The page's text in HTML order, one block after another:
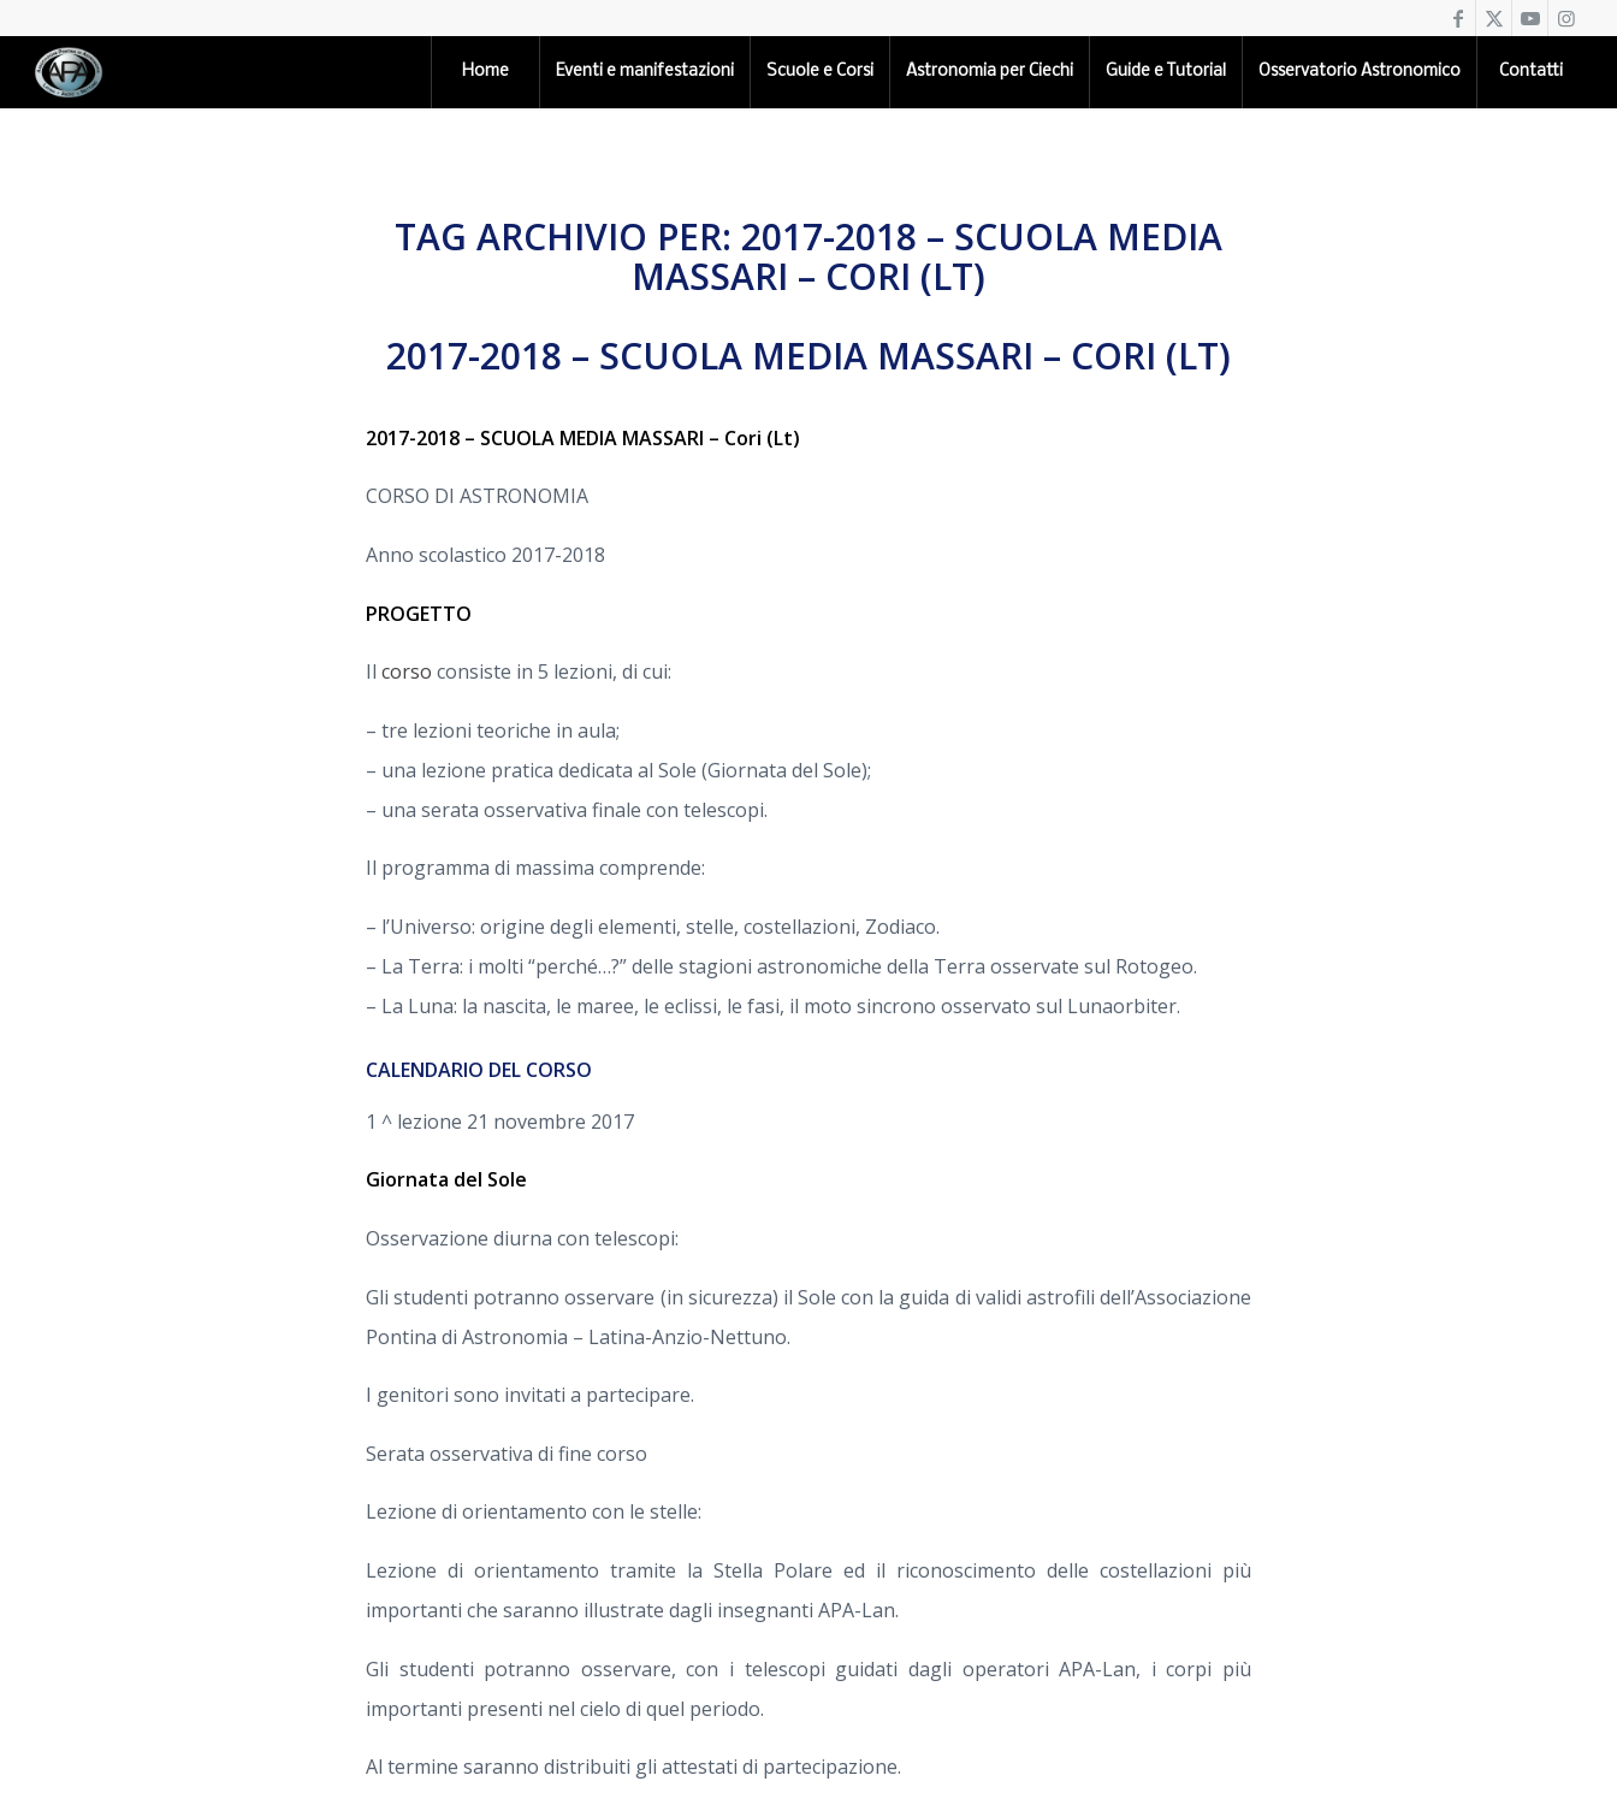
Home Eventi e manifestazioni Scuole e Corsi Astronomia per Ciechi Guide e Tutorial Osservatorio Astronomico Contatti
TAG ARCHIVIO PER: 2017-2018 – SCUOLA MEDIA
MASSARI – CORI (LT)
2017-2018 – SCUOLA MEDIA MASSARI – CORI (LT)
2017-2018 – SCUOLA MEDIA MASSARI – Cori (Lt)
CORSO DI ASTRONOMIA
Anno scolastico 2017-2018
PROGETTO
Il corso consiste in 5 lezioni, di cui:
– tre lezioni teoriche in aula;
– una lezione pratica dedicata al Sole (Giornata del Sole);
– una serata osservativa finale con telescopi.
Il programma di massima comprende:
– l’Universo: origine degli elementi, stelle, costellazioni, Zodiaco.
– La Terra: i molti “perché…?” delle stagioni astronomiche della Terra osservate sul Rotogeo.
– La Luna: la nascita, le maree, le eclissi, le fasi, il moto sincrono osservato sul Lunaorbiter.
CALENDARIO DEL CORSO
1 ^ lezione 21 novembre 2017
Giornata del Sole
Osservazione diurna con telescopi:
Gli studenti potranno osservare (in sicurezza) il Sole con la guida di validi astrofili dell’Associazione
Pontina di Astronomia – Latina-Anzio-Nettuno.
I genitori sono invitati a partecipare.
Serata osservativa di fine corso
Lezione di orientamento con le stelle:
Lezione di orientamento tramite la Stella Polare ed il riconoscimento delle costellazioni più
importanti che saranno illustrate dagli insegnanti APA-Lan.
Gli studenti potranno osservare, con i telescopi guidati dagli operatori APA-Lan, i corpi più
importanti presenti nel cielo di quel periodo.
Al termine saranno distribuiti gli attestati di partecipazione.